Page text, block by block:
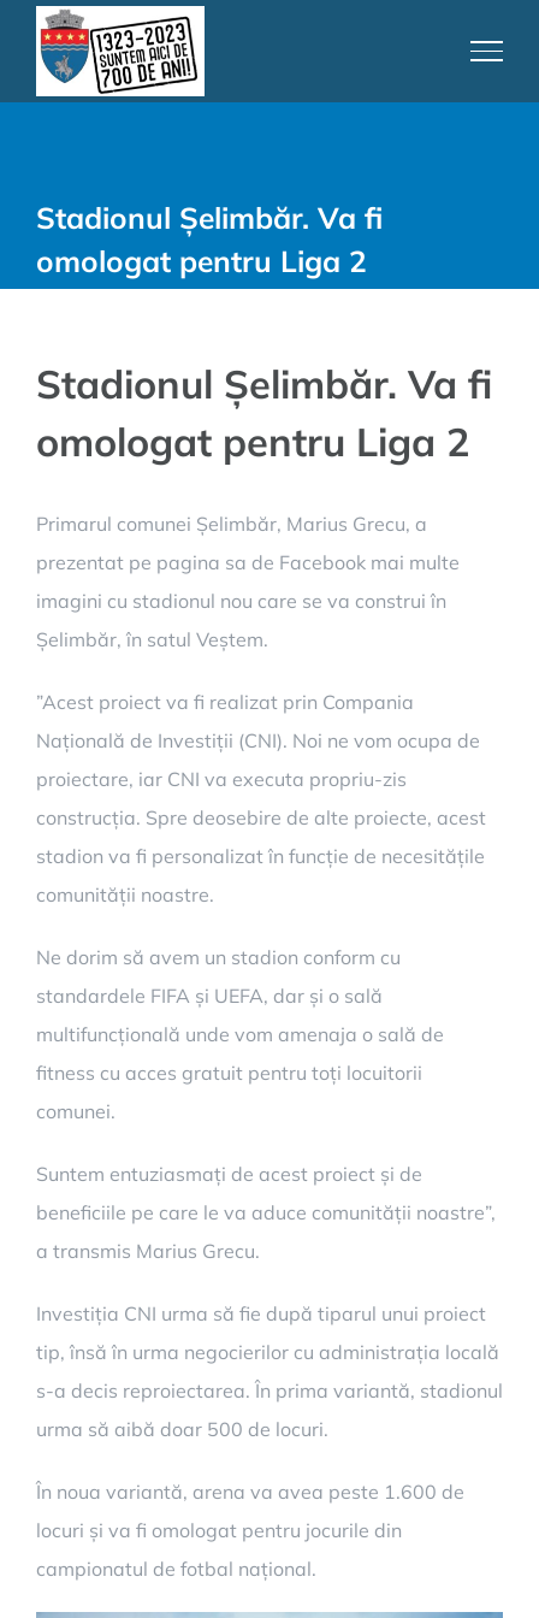
content
Stadionul Șelimbăr. Va fi
omologat pentru Liga 2
Stadionul Șelimbăr. Va fi
omologat pentru Liga 2
Primarul comunei Șelimbăr, Marius Grecu, a
prezentat pe pagina sa de Facebook mai multe
imagini cu stadionul nou care se va construi în
Șelimbăr, în satul Veștem.
”Acest proiect va fi realizat prin Compania
Națională de Investiții (CNI). Noi ne vom ocupa de
proiectare, iar CNI va executa propriu-zis
construcția. Spre deosebire de alte proiecte, acest
stadion va fi personalizat în funcție de necesitățile
comunității noastre.
Ne dorim să avem un stadion conform cu
standardele FIFA și UEFA, dar și o sală
multifuncțională unde vom amenaja o sală de
fitness cu acces gratuit pentru toți locuitorii
comunei.
Suntem entuziasmați de acest proiect și de
beneficiile pe care le va aduce comunității noastre”,
a transmis Marius Grecu.
Investiția CNI urma să fie după tiparul unui proiect
tip, însă în urma negocierilor cu administrația locală
s-a decis reproiectarea. În prima variantă, stadionul
urma să aibă doar 500 de locuri.
În noua variantă, arena va avea peste 1.600 de
locuri și va fi omologat pentru jocurile din
campionatul de fotbal național.